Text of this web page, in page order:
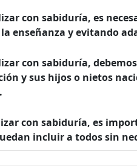
con sabiduría, es
enseñanza y evitando
con sabiduría,
y sus hijos o nietos
con sabiduría, es
incluir a todos sin